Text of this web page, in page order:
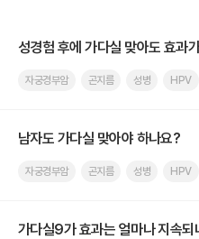
성경험 후에 가다실 맞아도 효과
자궁경부암 곤지름 성병 HPV
남자도 가다실 맞아야 하나요?
자궁경부암 곤지름 성병 HPV
가다실9가 효과는 얼마나 지속되